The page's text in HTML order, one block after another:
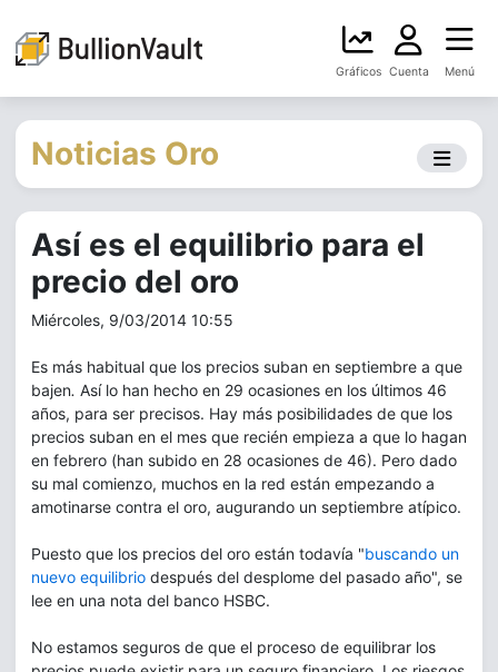
Gráficos Cuenta Menú
Noticias Oro
Así es el equilibrio para el
precio del oro
Miércoles, 9/03/2014 10:55
Es más habitual que los precios suban en septiembre a que
bajen. Así lo han hecho en 29 ocasiones en los últimos 46
años, para ser precisos. Hay más posibilidades de que los
precios suban en el mes que recién empieza a que lo hagan
en febrero (han subido en 28 ocasiones de 46). Pero dado
su mal comienzo, muchos en la red están empezando a
amotinarse contra el oro, augurando un septiembre atípico.
Puesto que los precios del oro están todavía "buscando un
nuevo equilibrio después del desplome del pasado año", se
lee en una nota del banco HSBC.
No estamos seguros de que el proceso de equilibrar los